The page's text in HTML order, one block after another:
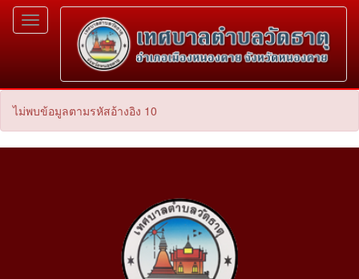
Toggle
navigation
ไม่พบข้อมูลตามรหัสอ้างอิง 10